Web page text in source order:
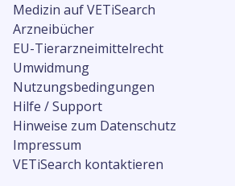
Medizin auf VETiSearch
Arzneibücher
EU-Tierarzneimittelrecht
Umwidmung
Nutzungsbedingungen
Hilfe / Support
Hinweise zum Datenschutz
Impressum
VETiSearch kontaktieren